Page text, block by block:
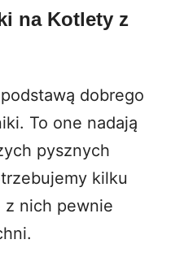
na Kotlety z
dobrego
To one nadają
pysznych
kilku
z nich pewnie